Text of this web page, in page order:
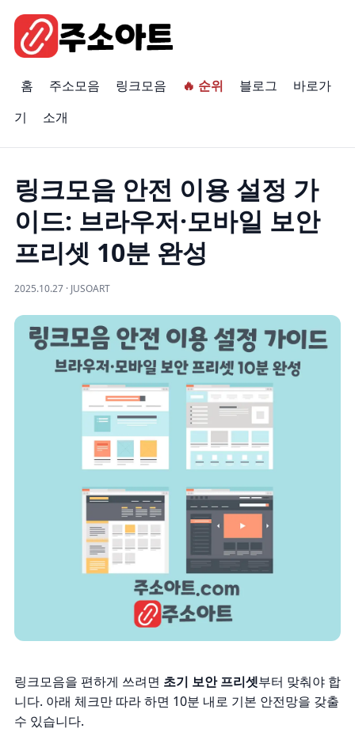
홈 주소모음 링크모음 🔥 순위 블로그
바로가
기
소개
링크모음 안전 이용 설정 가
이드: 브라우저·모바일 보안
프리셋 10분 완성
2025.10.27 · JUSOART
링크모음을 편하게 쓰려면 초기 보안 프리셋부터 맞춰야 합
니다. 아래 체크만 따라 하면 10분 내로 기본 안전망을 갖출
수 있습니다.